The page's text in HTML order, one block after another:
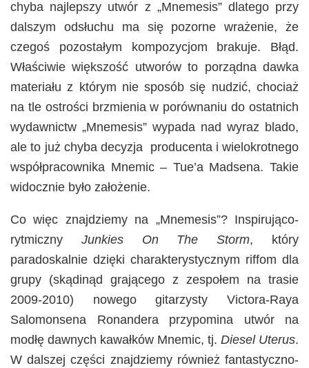
chyba najlepszy utwór z „Mnemesis” dlatego przy
dalszym odsłuchu ma się pozorne wrażenie, że
czegoś pozostałym kompozycjom brakuje. Błąd.
Właściwie większość utworów to porządna dawka
materiału z którym nie sposób się nudzić, chociaż
na tle ostrości brzmienia w porównaniu do ostatnich
wydawnictw „Mnemesis” wypada nad wyraz blado,
ale to już chyba decyzja producenta i wielokrotnego
współpracownika Mnemic – Tue’a Madsena. Takie
widocznie było założenie.
Co więc znajdziemy na „Mnemesis”? Inspirująco-
rytmiczny Junkies On The Storm, który
paradoskalnie dzięki charakterystycznym riffom dla
grupy (skądinąd grającego z zespołem na trasie
2009-2010) nowego gitarzysty Victora-Raya
Salomonsena Ronandera przypomina utwór na
modłę dawnych kawałków Mnemic, tj. Diesel Uterus.
W dalszej części znajdziemy również fantastyczno-